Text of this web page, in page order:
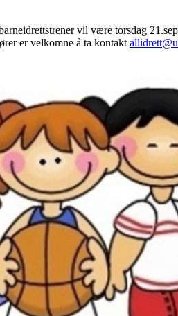
vil være torsdag
er velkomne å ta kontakt